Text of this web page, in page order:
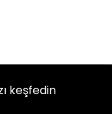
keşfedin